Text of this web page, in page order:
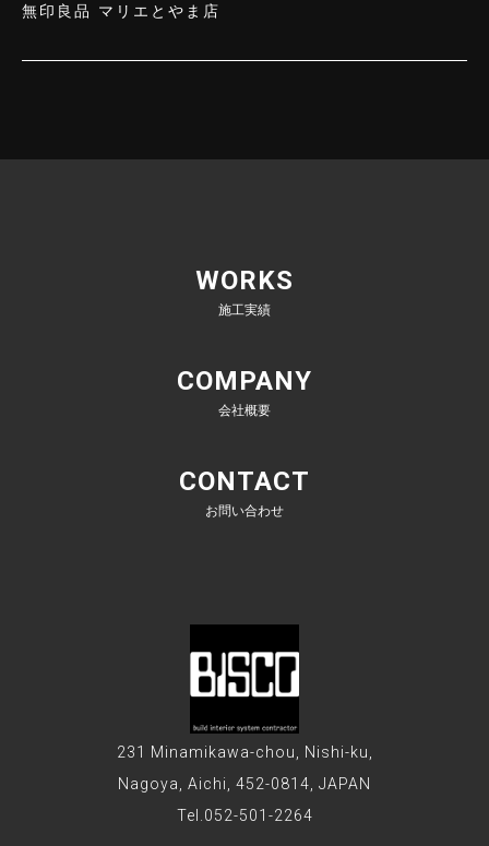
無印良品 マリエとやま店
WORKS
施工実績
COMPANY
会社概要
CONTACT
お問い合わせ
231 Minamikawa-chou, Nishi-ku,
Nagoya, Aichi, 452-0814, JAPAN
Tel.052-501-2264